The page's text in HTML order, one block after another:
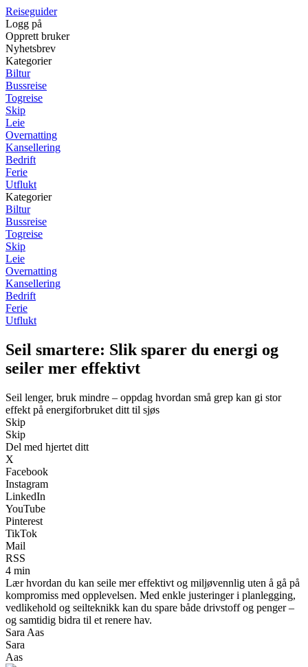
Reiseguider
Logg på
Opprett bruker
Nyhetsbrev
Kategorier
Biltur
Bussreise
Togreise
Skip
Leie
Overnatting
Kansellering
Bedrift
Ferie
Utflukt
Kategorier
Biltur
Bussreise
Togreise
Skip
Leie
Overnatting
Kansellering
Bedrift
Ferie
Utflukt
Seil smartere: Slik sparer du energi og
seiler mer effektivt
Seil lenger, bruk mindre – oppdag hvordan små grep kan gi stor
effekt på energiforbruket ditt til sjøs
Skip
Skip
Del med hjertet ditt
X
Facebook
Instagram
LinkedIn
YouTube
Pinterest
TikTok
Mail
RSS
4 min
Lær hvordan du kan seile mer effektivt og miljøvennlig uten å gå på
kompromiss med opplevelsen. Med enkle justeringer i planlegging,
vedlikehold og seilteknikk kan du spare både drivstoff og penger –
og samtidig bidra til et renere hav.
Sara Aas
Sara
Aas